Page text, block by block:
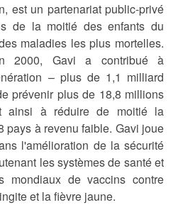
est un partenariat public-privé
de la moitié des enfants du
maladies les plus mortelles.
2000, Gavi a contribué à
– plus de 1,1 milliard
prévenir plus de 18,8 millions
ainsi à réduire de moitié la
pays à revenu faible. Gavi joue
l'amélioration de la sécurité
les systèmes de santé et
mondiaux de vaccins contre
et la fièvre jaune.